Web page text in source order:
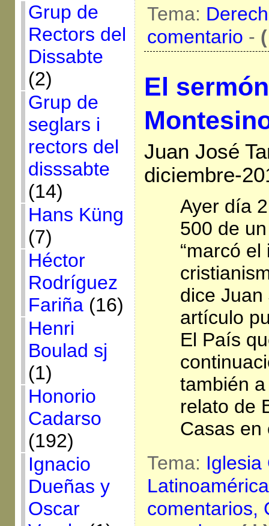
Grup de
Rectors del
Dissabte
(2)
Grup de
seglars i
rectors del
disssabte
(14)
Hans Küng
(7)
Héctor
Rodríguez
Fariña(16)
Henri
Boulad sj
(1)
Honorio
Cadarso
(192)
Ignacio
Dueñas y
Oscar
Tema:
comentario -
El
Juan José
diciembre-
Ayer día
500 de
“marcó
dice Juan
artículo
El País
también
relato de
Casas
Tema: Iglesia
comentarios,